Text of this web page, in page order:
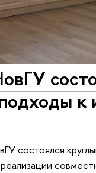
к
состоялся